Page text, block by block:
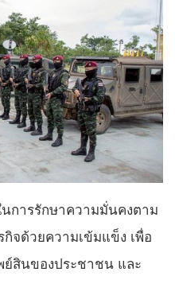
นการรักษาความมั่นคงตาม
จด้วยความเข้มแข็ง เพื่อ
สินของประชาชน และ